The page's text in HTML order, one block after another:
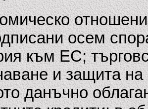
осем
към ЕС;
и защита на
данъчно